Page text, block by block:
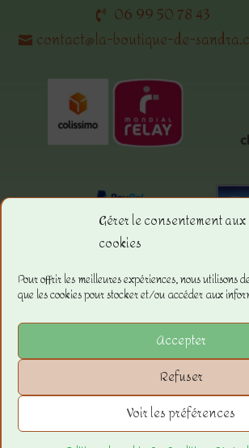
Gérer le consentement aux
cookies
Pour offrir les meilleures expériences, nous utilisons
que les cookies pour stocker et/ou accéder aux
Accepter
Refuser
Voir les préférences
06 99 50 78 43
contact@la-boutique-de-
Menu.
La boutique
Les Conditions Générales de ventes
Les Mentions Légales
Copyright © 2023 –La
Sandra
JF Diffusion21 –